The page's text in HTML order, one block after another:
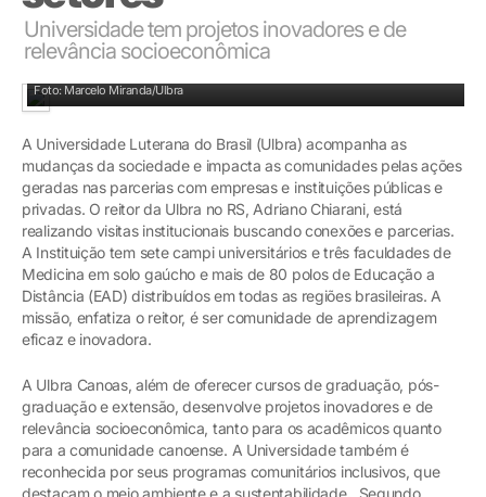
Universidade tem projetos inovadores e de
relevância socioeconômica
Foto: Marcelo Miranda/Ulbra
A Universidade Luterana do Brasil (Ulbra) acompanha as
mudanças da sociedade e impacta as comunidades pelas ações
geradas nas parcerias com empresas e instituições públicas e
privadas. O reitor da Ulbra no RS, Adriano Chiarani, está
realizando visitas institucionais buscando conexões e parcerias.
A Instituição tem sete campi universitários e três faculdades de
Medicina em solo gaúcho e mais de 80 polos de Educação a
Distância (EAD) distribuídos em todas as regiões brasileiras. A
missão, enfatiza o reitor, é ser comunidade de aprendizagem
eficaz e inovadora.
A Ulbra Canoas, além de oferecer cursos de graduação, pós-
graduação e extensão, desenvolve projetos inovadores e de
relevância socioeconômica, tanto para os acadêmicos quanto
para a comunidade canoense. A Universidade também é
reconhecida por seus programas comunitários inclusivos, que
destacam o meio ambiente e a sustentabilidade. Segundo